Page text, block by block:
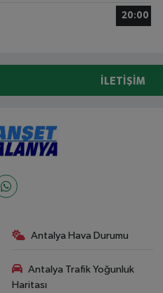
20:00
İLETIŞIM
Antalya Hava Durumu
Antalya Trafik Yoğunluk
Haritası